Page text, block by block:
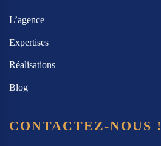
L’agence
Expertises
Réalisations
Blog
CONTACTEZ-NOUS !